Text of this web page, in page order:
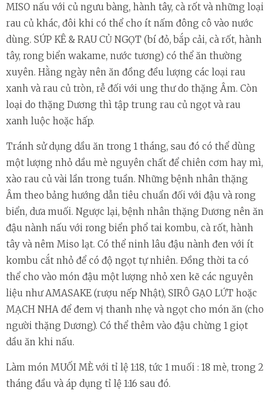
MISO nấu với củ ngưu bàng, hành tây, cà rốt và những loại
rau củ khác, đôi khi có thể cho ít nấm đông cô vào nước
dùng. SÚP KÊ & RAU CỦ NGỌT (bí đỏ, bắp cải, cà rốt, hành
tây, rong biển wakame, nước tương) có thể ăn thường
xuyên. Hằng ngày nên ăn đồng đều lượng các loại rau
xanh và rau củ tròn, rễ đối với ung thư do thặng Âm. Còn
loại do thặng Dương thì tập trung rau củ ngọt và rau
xanh luộc hoặc hấp.
Tránh sử dụng dầu ăn trong 1 tháng, sau đó có thể dùng
một lượng nhỏ dầu mè nguyên chất để chiên cơm hay mì,
xào rau củ vài lần trong tuần. Những bệnh nhân thặng
Âm theo bảng hướng dẫn tiêu chuẩn đối với đậu và rong
biển, dưa muối. Ngược lại, bệnh nhân thặng Dương nên ăn
đậu nành nấu với rong biển phổ tai kombu, cà rốt, hành
tây và nêm Miso lạt. Có thể ninh lâu đậu nành đen với ít
kombu cắt nhỏ để có độ ngọt tự nhiên. Đồng thời ta có
thể cho vào món đậu một lượng nhỏ xen kẽ các nguyên
liệu như AMASAKE (rượu nếp Nhật), SIRÔ GẠO LỨT hoặc
MẠCH NHA để đem vị thanh nhẹ và ngọt cho món ăn (cho
người thặng Dương). Có thể thêm vào đậu chừng 1 giọt
dầu ăn khi nấu.
Làm món MUỐI MÈ với tỉ lệ 1:18, tức 1 muối : 18 mè, trong 2
tháng đầu và áp dụng tỉ lệ 1:16 sau đó.